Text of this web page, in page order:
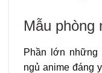
Mẫu phòng
Phần lớn những
ngủ anime đáng